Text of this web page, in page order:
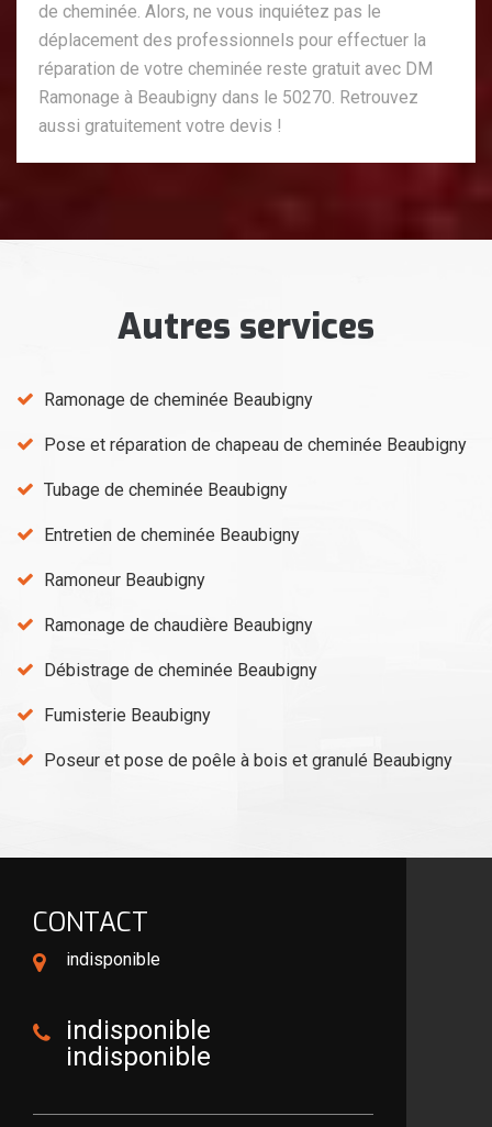
de cheminée. Alors, ne vous inquiétez pas le
déplacement des professionnels pour effectuer la
réparation de votre cheminée reste gratuit avec DM
Ramonage à Beaubigny dans le 50270. Retrouvez
aussi gratuitement votre devis !
Autres services
Ramonage de cheminée Beaubigny
Pose et réparation de chapeau de cheminée Beaubigny
Tubage de cheminée Beaubigny
Entretien de cheminée Beaubigny
Ramoneur Beaubigny
Ramonage de chaudière Beaubigny
Débistrage de cheminée Beaubigny
Fumisterie Beaubigny
Poseur et pose de poêle à bois et granulé Beaubigny
CONTACT
indisponible
indisponible
indisponible